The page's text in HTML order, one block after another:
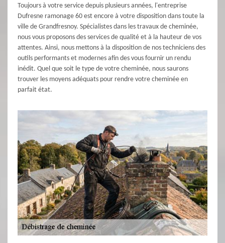
Toujours à votre service depuis plusieurs années, l'entreprise
Dufresne ramonage 60 est encore à votre disposition dans toute la
ville de Grandfresnoy. Spécialistes dans les travaux de cheminée,
nous vous proposons des services de qualité et à la hauteur de vos
attentes. Ainsi, nous mettons à la disposition de nos techniciens des
outils performants et modernes afin des vous fournir un rendu
inédit. Quel que soit le type de votre cheminée, nous saurons
trouver les moyens adéquats pour rendre votre cheminée en
parfait état.